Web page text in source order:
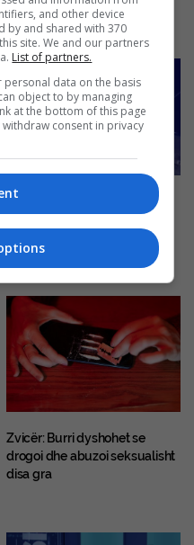
E dhimbshme, 38-vjeçari nga
aksident me motoçikletë në
Mirditë
Zvicër: Burri dyshohet se
drogoi dhe abuzoi seksualisht
disa gra
and other device
by and shared with 370
site. We and our partners
List of partners.
personal data on the basis
object to by managing
at the bottom of this page
consent in privacy